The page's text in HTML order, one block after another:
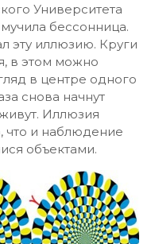
Университета
бессонница.
эту иллюзию. Круги
в этом можно
в центре одного
снова начнут
Иллюзия
что и наблюдение
объектами.